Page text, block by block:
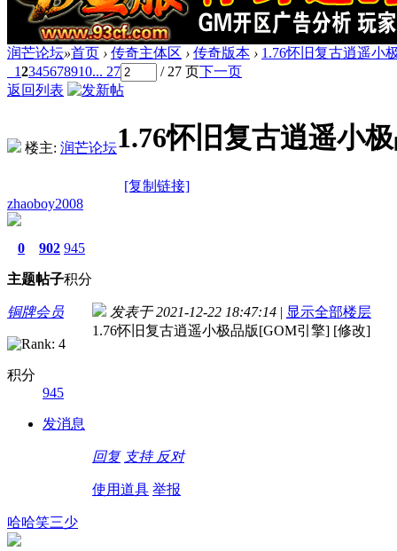
润芒论坛»首页 › 传奇主体区 › 传奇版本 › 1.76怀旧复古逍遥小
12345678910... 27 / 27 页下一页
返回列表
楼主: 润芒论坛1.76怀旧复古逍遥小
[复制链接]
zhaoboy2008
0
主题
902
帖子
945
积分
铜牌会员
积分
945
发消息
发表于 2021-12-22 18:47:14 | 显示全部楼层
1.76怀旧复古逍遥小极品版[GOM引擎] [修改]
回复 支持 反对
使用道具 举报
哈哈笑三少